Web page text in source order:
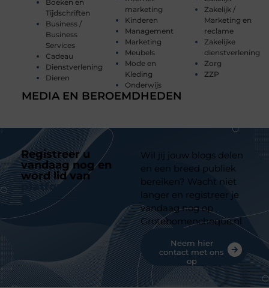
Boeken en
Tijdschriften
Business /
Business
Services
Cadeau
Dienstverlening
Dieren
marketing
Kinderen
Management
Marketing
Meubels
Mode en
Kleding
Onderwijs
Zakelijk /
Marketing en
reclame
Zakelijke
dienstverlening
Zorg
ZZP
MEDIA EN BEROEMDHEDEN
Registreer u
vandaag nog en
word lid van
platform
Wil jij jouw blogs delen
en een breed publiek
bereiken? Wacht niet
langer en registreer je
vandaag nog op
Grotebomencheque.nl
Neem hier
contact met ons
op